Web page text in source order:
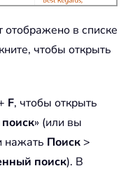
отображено в списке
чтобы открыть
F, чтобы открыть
» (или вы
нажать Поиск >
поиск). В